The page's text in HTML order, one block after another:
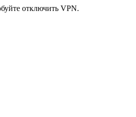
отключить VPN.